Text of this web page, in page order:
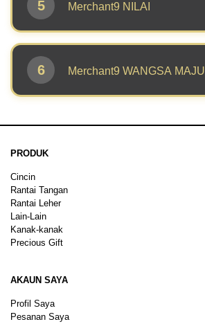
5 Merchant9 NILAI
6 Merchant9 WANGSA MAJU
PRODUK
Cincin
Rantai Tangan
Rantai Leher
Lain-Lain
Kanak-kanak
Precious Gift
AKAUN SAYA
Profil Saya
Pesanan Saya